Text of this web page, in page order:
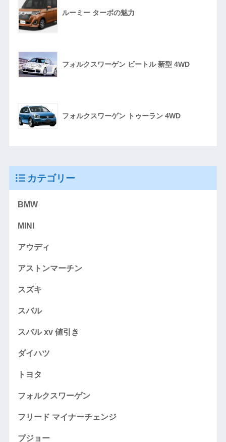
ルーミー ターボの魅力
フォルクスワーゲン ビートル 新型 4WD
フォルクスワーゲン トゥーラン 4WD
カテゴリー
BMW
MINI
アウディ
アストンマーチン
スズキ
スバル
スバル xv 値引き
ダイハツ
トヨタ
フォルクスワーゲン
フリード マイナーチェンジ
プジョー